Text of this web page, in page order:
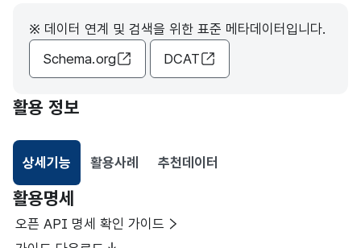
※ 데이터 연계 및 검색을 위한 표준 메타데이터입니다.
Schema.org
DCAT
활용 정보
상세기능
선택됨
활용사례 추천데이터
활용명세
오픈 API 명세 확인 가이드